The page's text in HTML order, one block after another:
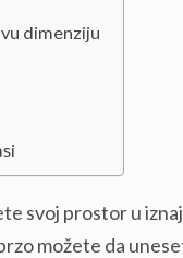
dimenziju
svoj prostor u
možete da